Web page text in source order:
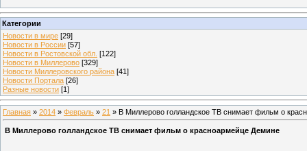
Категории
Новости в мире [29]
Новости в России [57]
Новости в Ростовской обл. [122]
Новости в Миллерово [329]
Новости Миллеровского района [41]
Новости Портала [26]
Разные новости [1]
Главная » 2014 » Февраль » 21 » В Миллерово голландское ТВ снимает фильм о
В Миллерово голландское ТВ снимает фильм о красноармейце Демине